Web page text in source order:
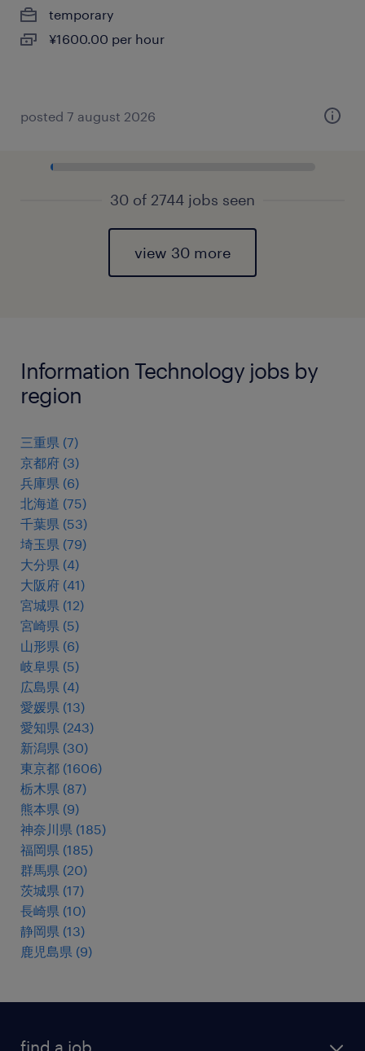
temporary
¥1600.00 per hour
posted 7 august 2026
30 of 2744 jobs seen
view 30 more
Information Technology jobs by
region
三重県 (7)
京都府 (3)
兵庫県 (6)
北海道 (75)
千葉県 (53)
埼玉県 (79)
大分県 (4)
大阪府 (41)
宮城県 (12)
宮崎県 (5)
山形県 (6)
岐阜県 (5)
広島県 (4)
愛媛県 (13)
愛知県 (243)
新潟県 (30)
東京都 (1606)
栃木県 (87)
熊本県 (9)
神奈川県 (185)
福岡県 (185)
群馬県 (20)
茨城県 (17)
長崎県 (10)
静岡県 (13)
鹿児島県 (9)
find a job